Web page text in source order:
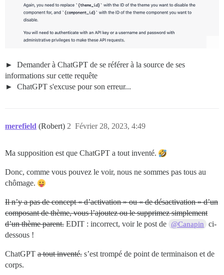
Demander à ChatGPT de se référer à la source de ses
informations sur cette requête
ChatGPT s'excuse pour son erreur...
merefield (Robert) Février 28, 2023, 4:49
2
Ma supposition est que ChatGPT a tout inventé.
Donc, comme vous pouvez le voir, nous ne sommes pas tous au
chômage.
Il n’y a pas de concept « d’activation » ou « de désactivation » d’un
composant de thème, vous l’ajoutez ou le supprimez simplement
d’un thème parent. EDIT : incorrect, voir le post de @Canapin
ci-
dessous !
ChatGPT a tout inventé. s’est trompé de point de terminaison et de
corps.